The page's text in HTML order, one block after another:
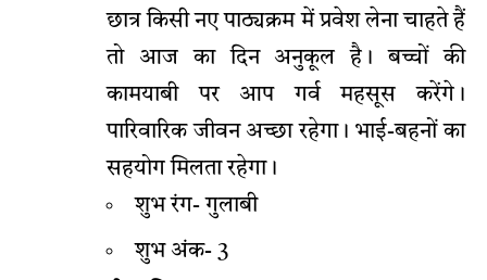
छात्र किसी नए पाठ्यक्रम में प्रवेश लेना चाहते हैं
तो आज का दिन अनुकूल है। बच्चों की
कामयाबी पर आप गर्व महसूस करेंगे।
पारिवारिक जीवन अच्छा रहेगा। भाई-बहनों का
सहयोग मिलता रहेगा।
शुभ रंग- गुलाबी
शुभ अंक- 3